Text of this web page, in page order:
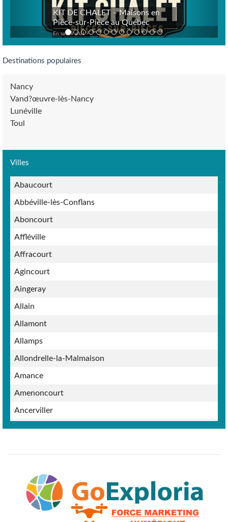
KIT DE CHALET – Maisons en
Pièce-sur-Pièce au Québec
En savoir plus >
Destinations populaires
Nancy
Vand?œuvre-lès-Nancy
Lunéville
Toul
Villes
Abaucourt
Abbéville-lès-Conflans
Aboncourt
Affléville
Affracourt
Agincourt
Aingeray
Allain
Allamont
Allamps
Allondrelle-la-Malmaison
Amance
Amenoncourt
Ancerviller
Anderny
Anoux
Ansauville